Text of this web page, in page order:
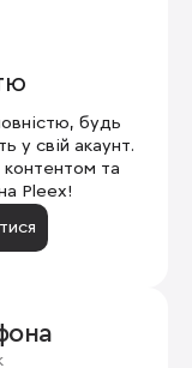
будь
у свій акаунт.
та
Pleex!